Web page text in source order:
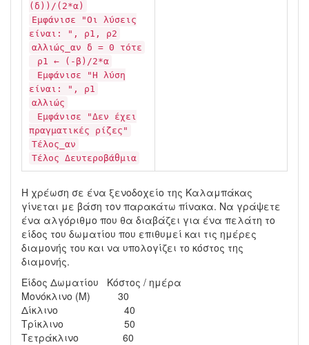
(δ))/(2*α)
Εμφάνισε "Οι λύσεις
είναι: ", ρ1, ρ2
αλλιώς_αν δ = 0 τότε
ρ1 ← (-β)/2*α
Εμφάνισε "Η λύση
είναι: ", ρ1
αλλιώς
Εμφάνισε "Δεν έχει
πραγματικές ρίζες"
Τέλος_αν
Τέλος Δευτεροβάθμια
Η χρέωση σε ένα ξενοδοχείο της Καλαμπάκας
γίνεται με βάση τον παρακάτω πίνακα. Να γράψετε
ένα αλγόριθμο που θα διαβάζει για ένα πελάτη το
είδος του δωματίου που επιθυμεί και τις ημέρες
διαμονής του και να υπολογίζει το κόστος της
διαμονής.
Είδος Δωματίου Κόστος / ημέρα
Μονόκλινο (Μ) 30
Δίκλινο 40
Τρίκλινο 50
Τετράκλινο 60